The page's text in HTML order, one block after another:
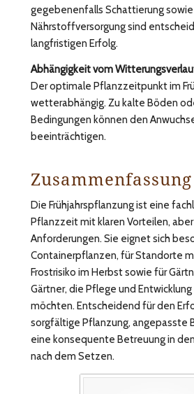
gegebenenfalls Schattierung
Nährstoffversorgung sind
langfristigen Erfolg.
Abhängigkeit vom
Der optimale Pflanzzeitpunkt im
wetterabhängig. Zu kalte Böden
Bedingungen können den
beeinträchtigen.
Zusammenfassung
Die Frühjahrspflanzung ist eine
Pflanzzeit mit klaren Vorteilen,
Anforderungen. Sie eignet sich
Containerpflanzen, für Standorte
Frostrisiko im Herbst sowie für
Gärtner, die Pflege und
möchten. Entscheidend für den
sorgfältige Pflanzung, angepasste
eine konsequente Betreuung in
nach dem Setzen.